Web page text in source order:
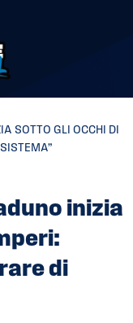
SOTTO GLI OCCHI DI
inizia
di